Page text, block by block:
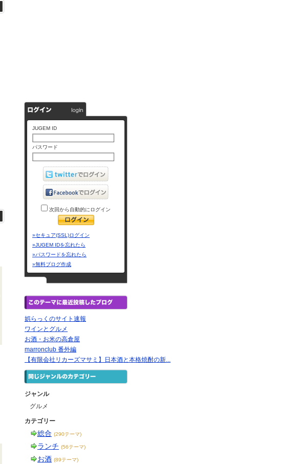
JUGEM ID
パスワード
次回から自動的にログイン
»セキュア(SSL)ログイン
»JUGEM IDを忘れたら
»パスワードを忘れたら
»無料ブログ作成
娯らっくのサイト速報
ワインとグルメ
お酒・お米の高倉屋
marronclub 番外編
【有限会社リカーズマサミ】日本酒と本格焼酎の新...
ジャンル
グルメ
カテゴリー
総合 (290テーマ)
ランチ (56テーマ)
お酒 (89テーマ)